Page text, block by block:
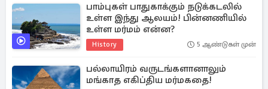
பாம்புகள் பாதுகாக்கும் நடுக்கடலில்
உள்ள இந்து ஆலயம்! பின்னணியில்
உள்ள மர்மம் என்ன?
History 5 ஆண்டுகள் முன்
பல்லாயிரம் வருடங்களானாலும்
மங்காத எகிப்திய மர்மகதை!